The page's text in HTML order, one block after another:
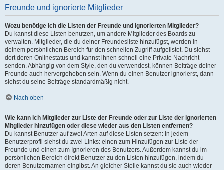
Freunde und ignorierte Mitglieder
Wozu benötige ich die Listen der Freunde und ignorierten Mitglieder?
Du kannst diese Listen benutzen, um andere Mitglieder des Boards zu
verwalten. Mitglieder, die du deiner Freundesliste hinzufügst, werden in
deinem persönlichen Bereich für den schnellen Zugriff aufgelistet. Du siehst
dort deren Onlinestatus und kannst ihnen schnell eine Private Nachricht
senden. Abhängig von dem Style, den du verwendest, können Beiträge deiner
Freunde auch hervorgehoben sein. Wenn du einen Benutzer ignorierst, dann
siehst du seine Beiträge standardmäßig nicht.
Nach oben
Wie kann ich Mitglieder zur Liste der Freunde oder zur Liste der ignorierten
Mitglieder hinzufügen oder diese wieder aus den Listen entfernen?
Du kannst Benutzer auf zwei Arten auf diese Listen setzen: In jedem
Benutzerprofil siehst du zwei Links: einen zum Hinzufügen zur Liste der
Freunde und einen zum Ignorieren des Benutzers. Außerdem kannst du im
persönlichen Bereich direkt Benutzer zu den Listen hinzufügen, indem du
deren Benutzernamen eingibst. An gleicher Stelle kannst du sie auch wieder